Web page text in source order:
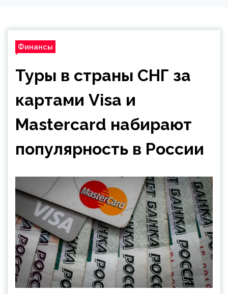
Финансы
Туры в страны СНГ за
картами Visa и
Mastercard набирают
популярность в России